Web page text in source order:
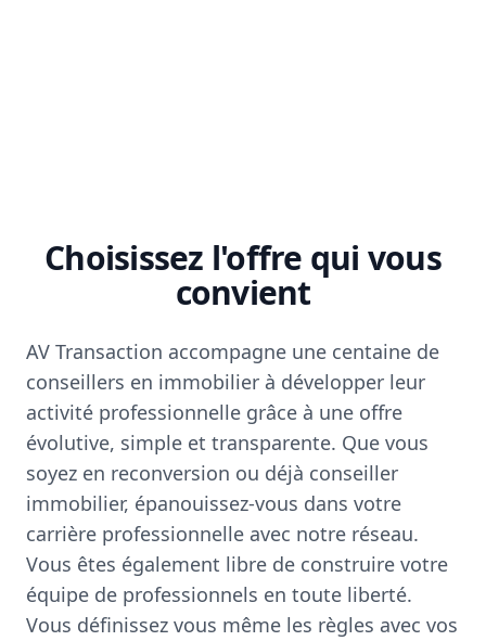
Choisissez l'offre qui vous
convient
AV Transaction accompagne une centaine de
conseillers en immobilier à développer leur
activité professionnelle grâce à une offre
évolutive, simple et transparente. Que vous
soyez en reconversion ou déjà conseiller
immobilier, épanouissez-vous dans votre
carrière professionnelle avec notre réseau.
Vous êtes également libre de construire votre
équipe de professionnels en toute liberté.
Vous définissez vous même les règles avec vos